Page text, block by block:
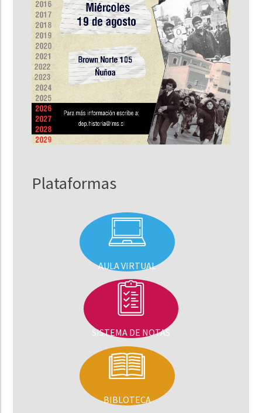
Plataformas
AULA VIRTUAL
SISTEMA DE NOTAS
BIBLOTECA